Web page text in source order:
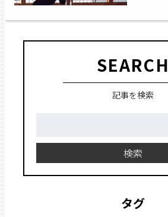
SEARCH
記事を検索
検索
タグ